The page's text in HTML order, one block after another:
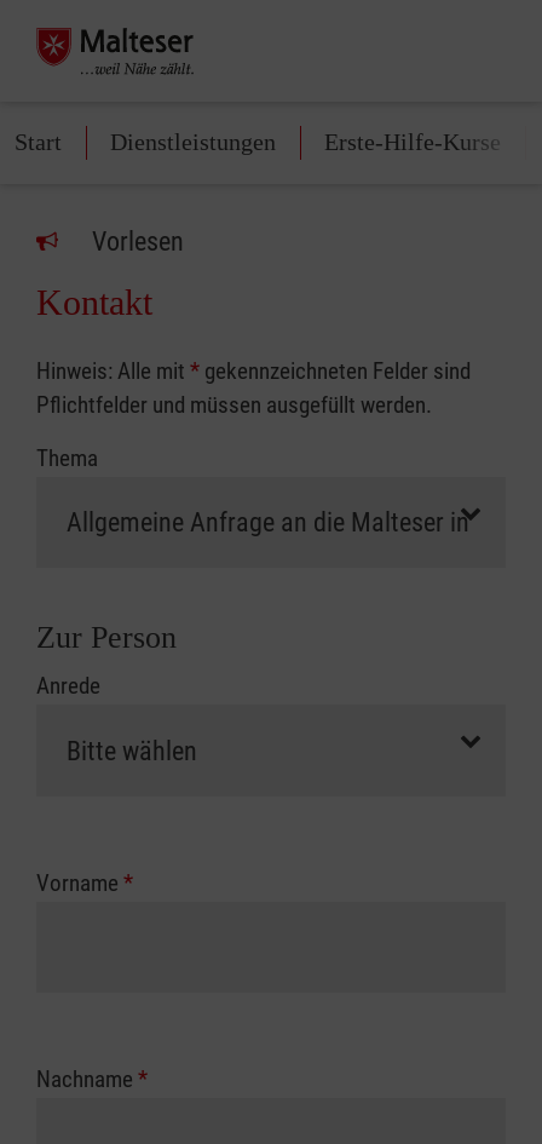
Start Dienstleistungen Erste-Hilfe-Kurse
Vorlesen
Kontakt
Hinweis: Alle mit * gekennzeichneten Felder sind
Pflichtfelder und müssen ausgefüllt werden.
Thema
Zur Person
Anrede
Vorname *
Nachname *